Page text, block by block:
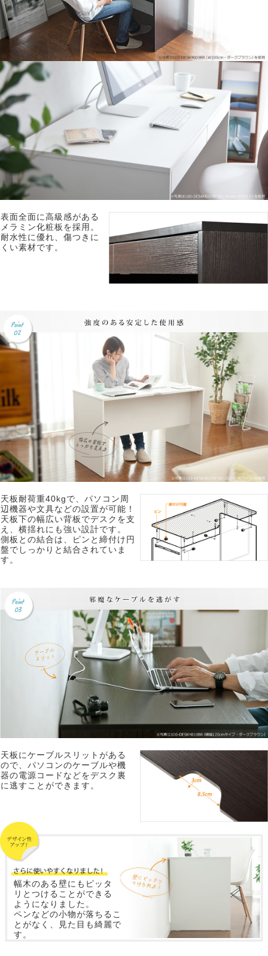
表面全面に高級感がある
メラミン化粧板を採用。
耐水性に優れ、傷つきに
くい素材です。
天板耐荷重40kgで、パソコン周
辺機器や文具などの設置が可能！
天板下の幅広い背板でデスクを支
え、横揺れにも強い設計です。
側板との結合は、ピンと締付け円
盤でしっかりと結合されていま
す。
天板にケーブルスリットがある
ので、パソコンのケーブルや機
器の電源コードなどをデスク裏
に逃すことができます。
幅木のある壁にもピッタ
リとつけることができる
ようになりました。
ペンなどの小物が落ちるこ
とがなく、見た目も綺麗で
す。